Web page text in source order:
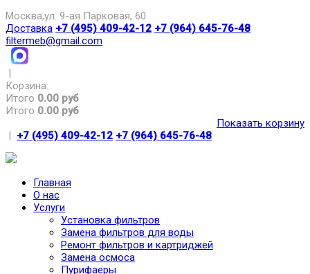
Москва,ул. 9-ая Парковая, 60
Доставка +7 (495) 409-42-12 +7 (964) 645-76-48
filtermeb@gmail.com
|
Корзина:
Итого 0.00 руб
Итого 0.00 руб
Показать корзину
| +7 (495) 409-42-12 +7 (964) 645-76-48
Главная
О нас
Услуги
Установка фильтров
Замена фильтров для воды
Ремонт фильтров и картриджей
Замена осмоса
Пурифаеры